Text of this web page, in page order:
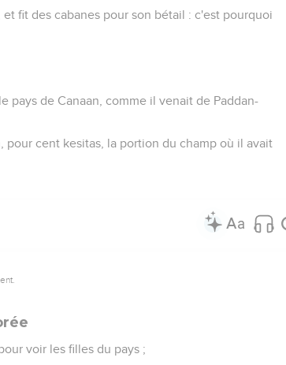
fit des cabanes pour son bétail : c'est pourquoi
pays de Canaan, comme il venait de Paddan-
pour cent kesitas, la portion du champ où il avait
voir les filles du pays ;